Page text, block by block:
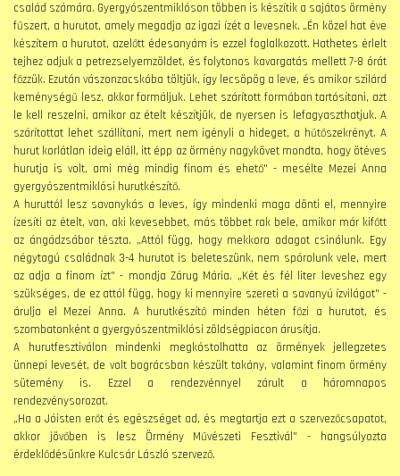
család számára. Gyergyószentmiklóson többen is készítik a sajátos örmény
fűszert, a hurutot, amely megadja az igazi ízét a levesnek. „Én közel hat éve
készítem a hurutot, azelőtt édesanyám is ezzel foglalkozott. Hathetes érlelt
tejhez adjuk a petrezselyemzöldet, és folytonos kavargatás mellett 7-8 órát
főzzük. Ezután vászonzacskóba töltjük, így lecsöpög a leve, és amikor szilárd
keménységű lesz, akkor formáljuk. Lehet szárított formában tartósítani, azt
le kell reszelni, amikor az ételt készítjük, de nyersen is lefagyaszthatjuk. A
szárítottat lehet szállítani, mert nem igényli a hideget, a hűtőszekrényt. A
hurut korlátlan ideig eláll, itt épp az örmény nagykövet mondta, hogy ötéves
hurutja is volt, ami még mindig finom és ehető" - mesélte Mezei Anna
gyergyószentmiklósi hurutkészítő.
A huruttól lesz savanykás a leves, így mindenki maga dönti el, mennyire
ízesíti az ételt, van, aki kevesebbet, más többet rak bele, amikor már kifőtt
az ángádzsábor tészta. „Attól függ, hogy mekkora adagot csinálunk. Egy
négytagú családnak 3-4 hurutot is beleteszünk, nem spórolunk vele, mert
az adja a finom ízt" - mondja Zárug Mária. „Két és fél liter leveshez egy
szükséges, de ez attól függ, hogy ki mennyire szereti a savanyú ízvilágot" -
árulja el Mezei Anna. A hurutkészítő minden héten főzi a hurutot, és
szombatonként a gyergyószentmiklósi zöldségpiacon árusítja.
A hurutfesztiválon mindenki megkóstolhatta az örmények jellegzetes
ünnepi levesét, de volt bográcsban készült tokány, valamint finom örmény
sütemény is. Ezzel a rendezvénnyel zárult a háromnapos
rendezvénysorozat.
„Ha a Jóisten erőt és egészséget ad, és megtartja ezt a szervezőcsapatot,
akkor jövőben is lesz Örmény Művészeti Fesztivál" - hangsúlyozta
érdeklődésünkre Kulcsár László szervező.